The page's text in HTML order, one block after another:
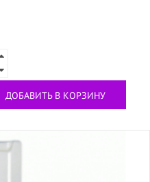
ДОБАВИТЬ В КОРЗИНУ